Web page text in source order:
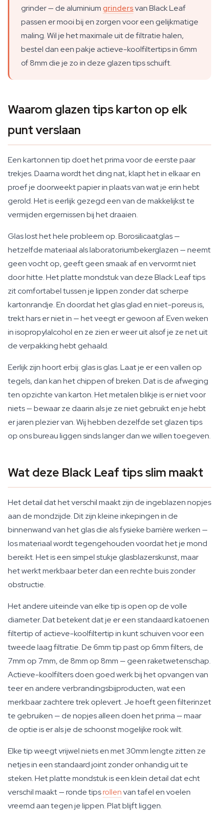
grinder — de aluminium grindersvan Black Leaf
passen er mooi bij en zorgen voor een gelijkmatige
maling. Wil je het maximale uit de filtratie halen,
bestel dan een pakje actieve-koolfiltertips in 6mm
of 8mm die je zo in deze glazen tips schuift.
Waarom glazen tips karton op elk
punt verslaan
Een kartonnen tip doet het prima voor de eerste paar
trekjes. Daarna wordt het ding nat, klapt het in elkaar en
proef je doorweekt papier in plaats van wat je erin hebt
gerold. Het is eerlijk gezegd een van de makkelijkst te
vermijden ergernissen bij het draaien.
Glas lost het hele probleem op. Borosilicaatglas —
hetzelfde materiaal als laboratoriumbekerglazen — neemt
geen vocht op, geeft geen smaak af en vervormt niet
door hitte. Het platte mondstuk van deze Black Leaf tips
zit comfortabel tussen je lippen zonder dat scherpe
kartonrandje. En doordat het glas glad en niet-poreus is,
trekt hars er niet in — het veegt er gewoon af. Even weken
in isopropylalcohol en ze zien er weer uit alsof je ze net uit
de verpakking hebt gehaald.
Eerlijk zijn hoort erbij: glas is glas. Laat je er een vallen op
tegels, dan kan het chippen of breken. Dat is de afweging
ten opzichte van karton. Het metalen blikje is er niet voor
niets — bewaar ze daarin als je ze niet gebruikt en je hebt
er jaren plezier van. Wij hebben dezelfde set glazen tips
op ons bureau liggen sinds langer dan we willen toegeven.
Wat deze Black Leaf tips slim maakt
Het detail dat het verschil maakt zijn de ingeblazen nopjes
aan de mondzijde. Dit zijn kleine inkepingen in de
binnenwand van het glas die als fysieke barrière werken —
los materiaal wordt tegengehouden voordat het je mond
bereikt. Het is een simpel stukje glasblazerskunst, maar
het werkt merkbaar beter dan een rechte buis zonder
obstructie.
Het andere uiteinde van elke tip is open op de volle
diameter. Dat betekent dat je er een standaard katoenen
filtertip of actieve-koolfiltertip in kunt schuiven voor een
tweede laag filtratie. De 6mm tip past op 6mm filters, de
7mm op 7mm, de 8mm op 8mm — geen raketwetenschap.
Actieve-koolfilters doen goed werk bij het opvangen van
teer en andere verbrandingsbijproducten, wat een
merkbaar zachtere trek oplevert. Je hoeft geen filterinzet
te gebruiken — de nopjes alleen doen het prima — maar
de optie is er als je de schoonst mogelijke rook wilt.
Elke tip weegt vrijwel niets en met 30mm lengte zitten ze
netjes in een standaard joint zonder onhandig uit te
steken. Het platte mondstuk is een klein detail dat echt
verschil maakt — ronde tipsrollenvan tafel en voelen
vreemd aan tegen je lippen. Plat blijft liggen.